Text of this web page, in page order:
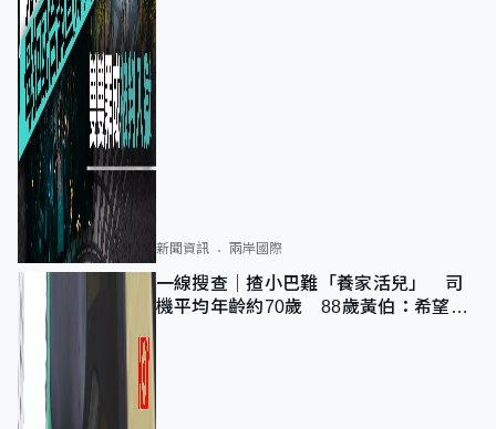
新聞資訊 兩岸國際
一線搜查｜揸小巴難「養家活兒」 司
機平均年齡約70歲 88歲黃伯：希望一